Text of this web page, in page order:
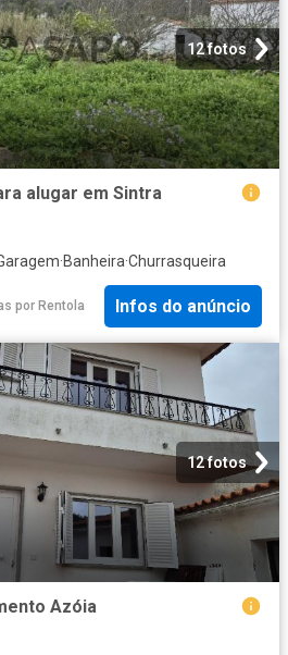
12 fotos
alugar em Sintra
·Banheira·Churrasqueira
por Rentola Infos do anúncio
12 fotos
Azóia